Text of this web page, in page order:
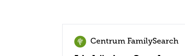
Centrum FamilySearch